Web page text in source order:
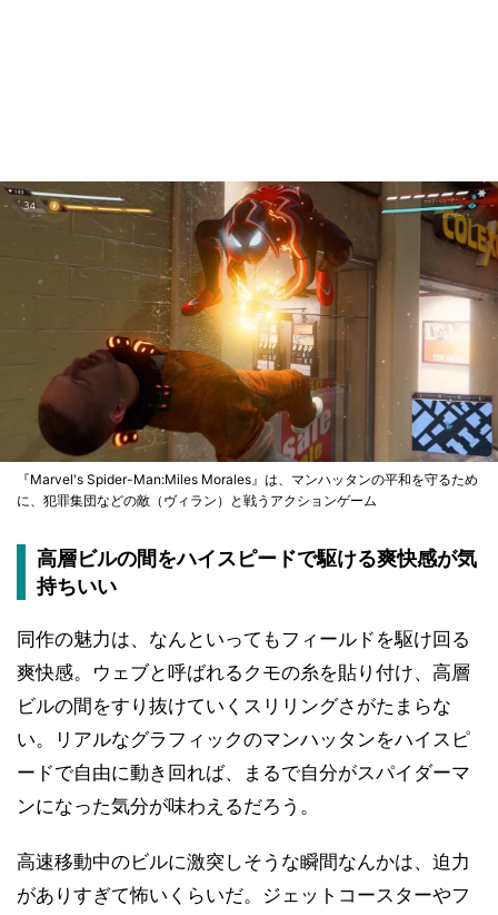
『Marvel's Spider-Man:Miles Morales』は、マンハッタンの平和を守るため
に、犯罪集団などの敵（ヴィラン）と戦うアクションゲーム
高層ビルの間をハイスピードで駆ける爽快感が気
持ちいい
同作の魅力は、なんといってもフィールドを駆け回る
爽快感。ウェブと呼ばれるクモの糸を貼り付け、高層
ビルの間をすり抜けていくスリリングさがたまらな
い。リアルなグラフィックのマンハッタンをハイスピ
ードで自由に動き回れば、まるで自分がスパイダーマ
ンになった気分が味わえるだろう。
高速移動中のビルに激突しそうな瞬間なんかは、迫力
がありすぎて怖いくらいだ。ジェットコースターやフ